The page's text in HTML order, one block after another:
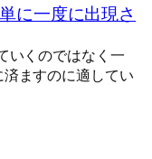
に一度に出現さ
いくのではなく一
ますのに適してい